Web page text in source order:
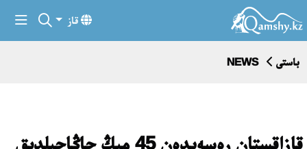
قاز
باستى NEWS
قازاقستان رەسەيدەن 45 مىڭ جاڭاجىلدىق